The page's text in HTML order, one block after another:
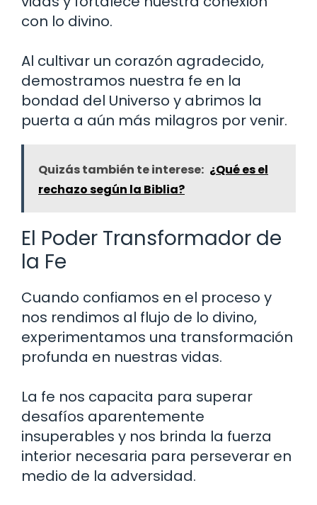
con lo divino.
Al cultivar un corazón agradecido,
demostramos nuestra fe en la
bondad del Universo y abrimos la
puerta a aún más milagros por venir.
Quizás también te interese: ¿Qué es el
rechazo según la Biblia?
El Poder Transformador de
la Fe
Cuando confiamos en el proceso y
nos rendimos al flujo de lo divino,
experimentamos una transformación
profunda en nuestras vidas.
La fe nos capacita para superar
desafíos aparentemente
insuperables y nos brinda la fuerza
interior necesaria para perseverar en
medio de la adversidad.